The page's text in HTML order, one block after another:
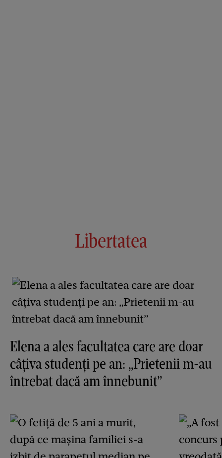
Libertatea
Elena a ales facultatea care are doar
câțiva studenți pe an: „Prietenii m-au
întrebat dacă am înnebunit”